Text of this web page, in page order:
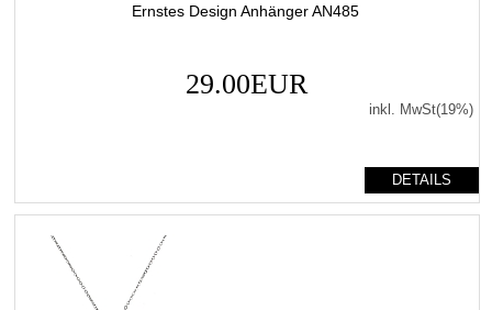
Ernstes Design Anhänger AN485
29.00EUR
inkl. MwSt(19%)
DETAILS